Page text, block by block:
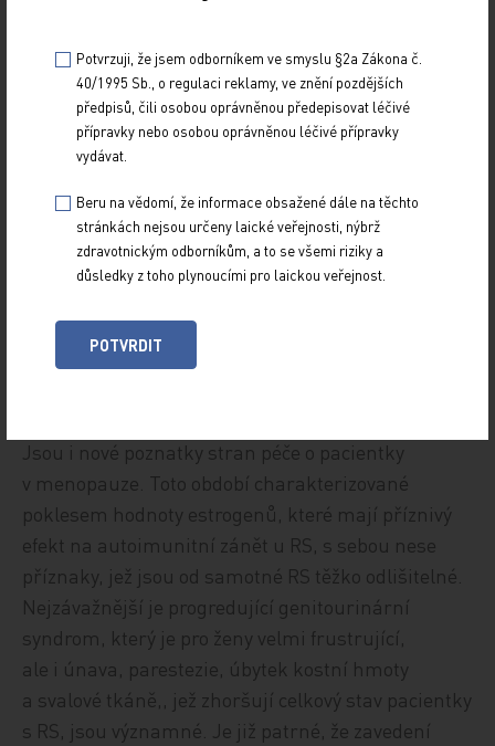
dobu těhotenství i kojení, které se terapií nemusí
omezovat. Je však s výhodou provedení MR
po šestinedělí a přechod na účinnější léčbu
při aktivitě nemoci. Pokud je choroba vysoce
použitím HET, po níž lze otěhotnět (kladribin,
alemtuzumab) nebo při níž lze otěhotnět
(natalizumab s přerušením léčby ve 34. týdnu
Přibývá i dat, že kojení při léčbě monoklonálními
protilátkami je možné, což z farmakologického
Jsou i nové poznatky stran péče o pacientky
v menopauze. Toto období charakterizované
poklesem hodnoty estrogenů, které mají příznivý
efekt na autoimunitní zánět u RS, s sebou nese
příznaky, jež jsou od samotné RS těžko odlišitelné.
Nejzávažnější je progredující genitourinární
syndrom, který je pro ženy velmi frustrující,
ale i únava, parestezie, úbytek kostní hmoty
a svalové tkáně,, jež zhoršují celkový stav pacientky
s RS, jsou významné. Je již patrné, že zavedení
Potvrzuji, že jsem odborníkem ve smyslu §2a Zákona č.
40/1995 Sb., o regulaci reklamy, ve znění pozdějších
předpisů, čili osobou oprávněnou předepisovat léčivé
přípravky nebo osobou oprávněnou léčivé přípravky
vydávat.
Beru na vědomí, že informace obsažené dále na těchto
stránkách nejsou určeny laické veřejnosti, nýbrž
zdravotnickým odborníkům, a to se všemi riziky a
důsledky z toho plynoucími pro laickou veřejnost.
POTVRDIT